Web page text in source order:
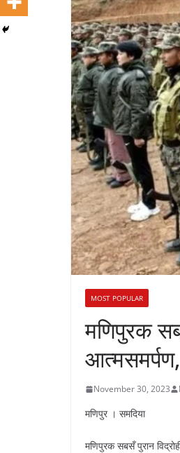
MOST POPULAR
मणिपुरक
November 30, 2023
मणिपुर । समदिया
मणिपुरक सबसँ पुरान